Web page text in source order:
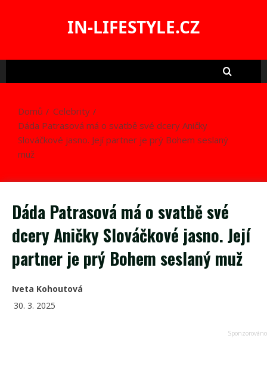
IN-LIFESTYLE.CZ
Domů
Celebrity
Dáda Patrasová má o svatbě své dcery Aničky
Slováčkové jasno. Její partner je prý Bohem seslaný
muž
Dáda Patrasová má o svatbě své
dcery Aničky Slováčkové jasno. Její
partner je prý Bohem seslaný muž
Iveta Kohoutová
30. 3. 2025